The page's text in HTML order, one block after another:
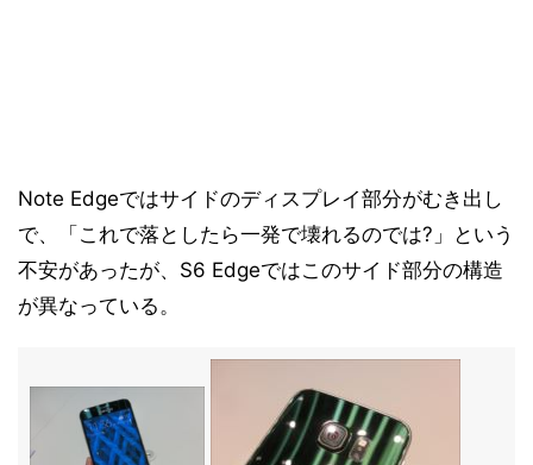
Note Edgeではサイドのディスプレイ部分がむき出し
で、「これで落としたら一発で壊れるのでは?」という
不安があったが、S6 Edgeではこのサイド部分の構造
が異なっている。